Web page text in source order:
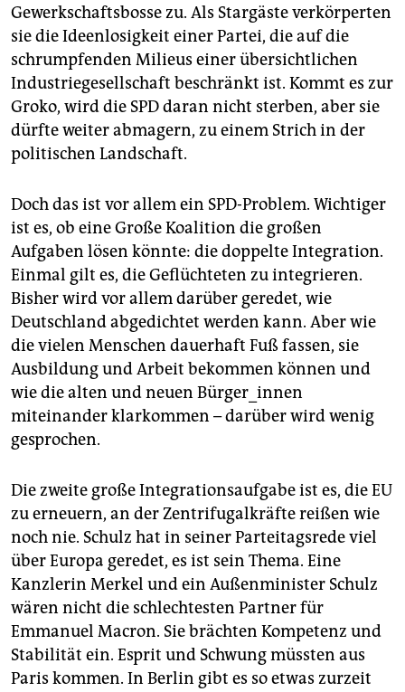
Gewerkschaftsbosse zu. Als Stargäste verkörperten
sie die Ideenlosigkeit einer Partei, die auf die
schrumpfenden Milieus einer übersichtlichen
Industriegesellschaft beschränkt ist. Kommt es zur
Groko, wird die SPD daran nicht sterben, aber sie
dürfte weiter abmagern, zu einem Strich in der
politischen Landschaft.
Doch das ist vor allem ein SPD-Problem. Wichtiger
ist es, ob eine Große Koalition die großen
Aufgaben lösen könnte: die doppelte Integration.
Einmal gilt es, die Geflüchteten zu integrieren.
Bisher wird vor allem darüber geredet, wie
Deutschland abgedichtet werden kann. Aber wie
die vielen Menschen dauerhaft Fuß fassen, sie
Ausbildung und Arbeit bekommen können und
wie die alten und neuen Bürger_innen
miteinander klarkommen – darüber wird wenig
gesprochen.
Die zweite große Integrationsaufgabe ist es, die EU
zu erneuern, an der Zentrifugalkräfte reißen wie
noch nie. Schulz hat in seiner Parteitagsrede viel
über Europa geredet, es ist sein Thema. Eine
Kanzlerin Merkel und ein Außenminister Schulz
wären nicht die schlechtesten Partner für
Emmanuel Macron. Sie brächten Kompetenz und
Stabilität ein. Esprit und Schwung müssten aus
Paris kommen. In Berlin gibt es so etwas zurzeit